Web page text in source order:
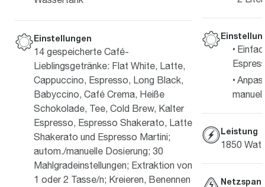
Einstellungen
14 gespeicherte Café-
Lieblingsgetränke: Flat White, Latte,
Cappuccino, Espresso, Long Black,
Babyccino, Café Crema, Heiße
Schokolade, Tee, Cold Brew, Kalter
Espresso, Espresso Shakerato, Latte
Shakerato und Espresso Martini;
autom./manuelle Dosierung; 30
Mahlgradeinstellungen; Extraktion von
1 oder 2 Tasse/n; Kreieren, Benennen
Leistung
1850